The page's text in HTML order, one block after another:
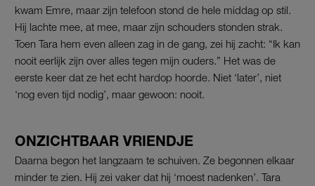
kwam Emre, maar zijn telefoon stond de hele middag op stil.
Hij lachte mee, at mee, maar zijn schouders stonden strak.
Toen Tara hem even alleen zag in de gang, zei hij zacht: “Ik kan
nooit eerlijk zijn over alles tegen mijn ouders.” Het was de
eerste keer dat ze het echt hardop hoorde. Niet ‘later’, niet
‘nog even tijd nodig’, maar gewoon: nooit.
ONZICHTBAAR VRIENDJE
Daarna begon het langzaam te schuiven. Ze begonnen elkaar
minder te zien. Hij zei vaker dat hij ‘moest nadenken’. Tara